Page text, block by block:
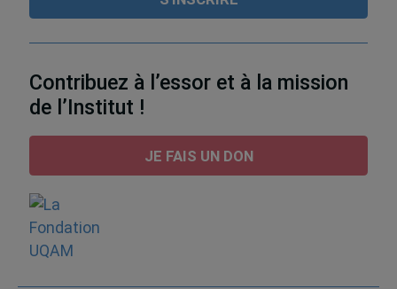
Contribuez à l’essor et à la mission
de l’Institut !
JE FAIS UN DON